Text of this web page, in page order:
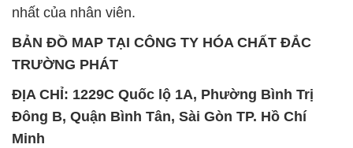
nhất của nhân viên.
BẢN ĐỒ MAP TẠI CÔNG TY HÓA CHẤT ĐẮC
TRƯỜNG PHÁT
ĐỊA CHỈ: 1229C Quốc lộ 1A, Phường Bình Trị
Đông B, Quận Bình Tân, Sài Gòn TP. Hồ Chí
Minh